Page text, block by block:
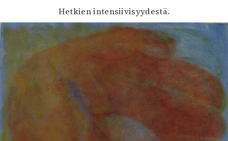
Hetkien intensiivisyydestä.